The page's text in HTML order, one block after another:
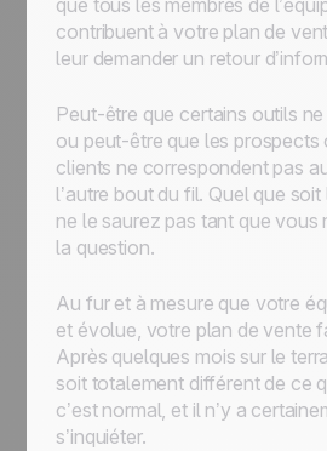
que tous les membres de
contribuent à votre plan de
leur demander un retour
Peut-être que certains outils
ou peut-être que les prospects
clients ne correspondent pas
l’autre bout du fil. Quel que
ne le saurez pas tant que vous
la question.
Au fur et à mesure que votre
et évolue, votre plan de vente
Après quelques mois sur le
soit totalement différent de ce
c’est normal, et il n’y a
s’inquiéter.